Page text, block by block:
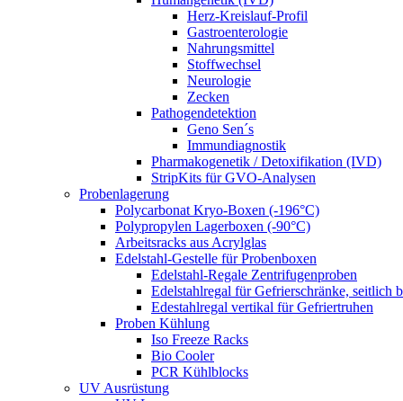
Herz-Kreislauf-Profil
Gastroenterologie
Nahrungsmittel
Stoffwechsel
Neurologie
Zecken
Pathogendetektion
Geno Sen´s
Immundiagnostik
Pharmakogenetik / Detoxifikation (IVD)
StripKits für GVO-Analysen
Probenlagerung
Polycarbonat Kryo-Boxen (-196°C)
Polypropylen Lagerboxen (-90°C)
Arbeitsracks aus Acrylglas
Edelstahl-Gestelle für Probenboxen
Edelstahl-Regale Zentrifugenproben
Edelstahlregal für Gefrierschränke, seitlich
Edestahlregal vertikal für Gefriertruhen
Proben Kühlung
Iso Freeze Racks
Bio Cooler
PCR Kühlblocks
UV Ausrüstung